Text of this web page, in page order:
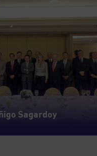
Sagardoy